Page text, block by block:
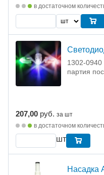
в достаточном
1302-
партия
207,00 руб. за шт
в достаточном
шт
Насадка